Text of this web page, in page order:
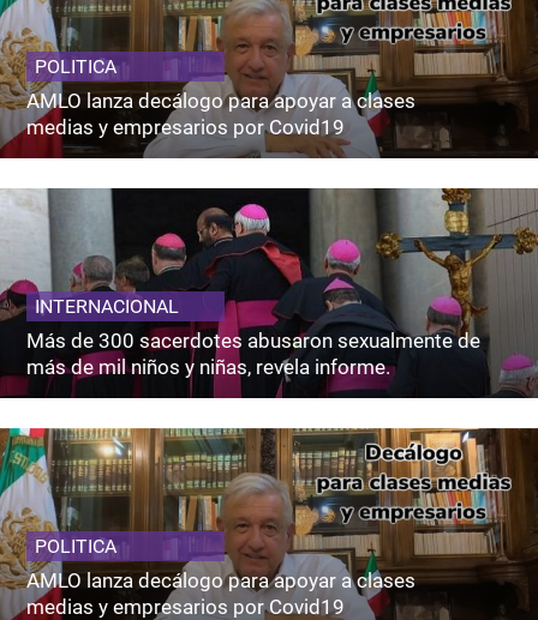
POLITICA
AMLO lanza decálogo para apoyar a clases
medias y empresarios por Covid19
INTERNACIONAL
Más de 300 sacerdotes abusaron sexualmente de
más de mil niños y niñas, revela informe.
POLITICA
AMLO lanza decálogo para apoyar a clases
medias y empresarios por Covid19